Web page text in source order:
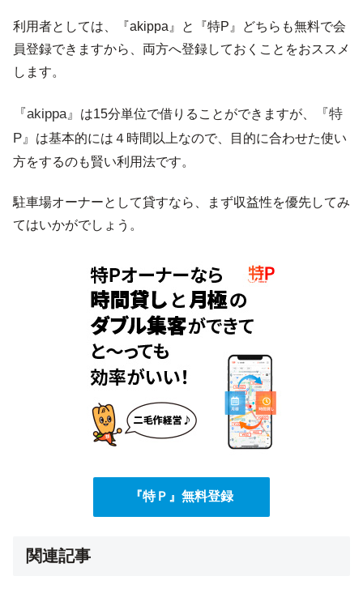
利用者としては、『akippa』と『特P』どちらも無料で会
員登録できますから、両方へ登録しておくことをおススメ
します。
『akippa』 は15分単位で借りることができますが、
『特
P』
は基本的には４時間以上なので、目的に合わせた使い
方をするのも賢い利用法です。
駐車場オーナーとして貸すなら、まず収益性を優先してみ
てはいかがでしょう。
『特Ｐ』無料登録
関連記事